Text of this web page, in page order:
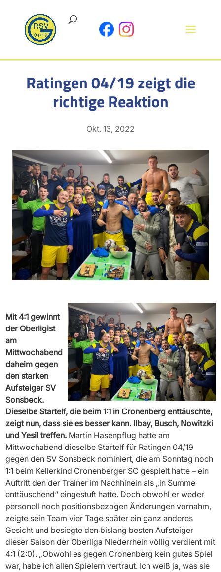
Ratingen 04/19 zeigt die
richtige Reaktion
Okt. 13, 2022
Mit 4:1 gewinnt
der Oberligist
am
Mittwochabend
daheim gegen
den starken
Aufsteiger SV
Sonsbeck.
Dieselbe Startelf, die beim 1:1 in Cronenberg enttäuschte,
zeigt nun, dass sie es besser kann. Ilbay, Busch, Nowitzki
und Yesil treffen. Martin Hasenpflug hatte am
Mittwochabend dieselbe Startelf für Ratingen 04/19
gegen den SV Sonsbeck nominiert, die am Sonntag noch
1:1 beim Kellerkind Cronenberger SC gespielt hatte – ein
Auftritt den der Trainer im Nachhinein als „in Summe
enttäuschend“ eingestuft hatte. Doch obwohl er weder
personell noch positionsbezogen Änderungen vornahm,
zeigte sein Team vier Tage später ein ganz anderes
Gesicht und besiegte den bislang besten Aufsteiger
dieser Saison der Oberliga Niederrhein völlig verdient mit
4:1 (2:0). „Obwohl es gegen Cronenberg kein gutes Spiel
war, habe ich allen Spielern vertraut. Ich weiß ja, was sie